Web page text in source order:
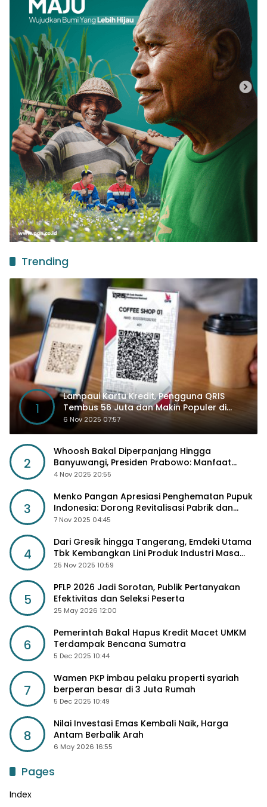
Trending
1
Lampaui Kartu Kredit, Pengguna QRIS
Tembus 56 Juta dan Makin Populer di
Kancah Global
6 Nov 2025 07:57
2
Whoosh Bakal Diperpanjang Hingga
Banyuwangi, Presiden Prabowo: Manfaat
Sosial Lebih Besar
4 Nov 2025 20:55
3
Menko Pangan Apresiasi Penghematan Pupuk
Indonesia: Dorong Revitalisasi Pabrik dan
Diskon Harga Pupuk
7 Nov 2025 04:45
4
Dari Gresik hingga Tangerang, Emdeki Utama
Tbk Kembangkan Lini Produk Industri Masa
Depan
25 Nov 2025 10:59
5
PFLP 2026 Jadi Sorotan, Publik Pertanyakan
Efektivitas dan Seleksi Peserta
25 May 2026 12:00
6
Pemerintah Bakal Hapus Kredit Macet UMKM
Terdampak Bencana Sumatra
5 Dec 2025 10:44
7
Wamen PKP imbau pelaku properti syariah
berperan besar di 3 Juta Rumah
5 Dec 2025 10:49
8
Nilai Investasi Emas Kembali Naik, Harga
Antam Berbalik Arah
6 May 2026 16:55
Pages
Index